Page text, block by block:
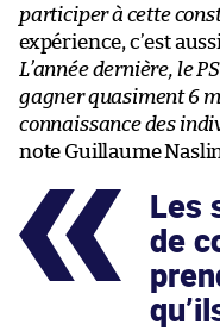
participer à cette
expérience, c’est
L’année dernière, le
gagner quasiment 6
connaissance des
note Guillaume
Les
de